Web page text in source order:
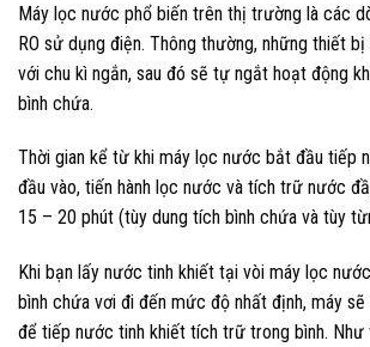
Máy lọc nước phổ biến trên thị trường là các
RO sử dụng điện. Thông thường, những thiết
với chu kì ngắn, sau đó sẽ tự ngắt hoạt động
bình chứa.
Thời gian kể từ khi máy lọc nước bắt đầu tiếp
đầu vào, tiến hành lọc nước và tích trữ nước
15 – 20 phút (tùy dung tích bình chứa và tùy
Khi bạn lấy nước tinh khiết tại vòi máy lọc
bình chứa vơi đi đến mức độ nhất định, máy
để tiếp nước tinh khiết tích trữ trong bình.